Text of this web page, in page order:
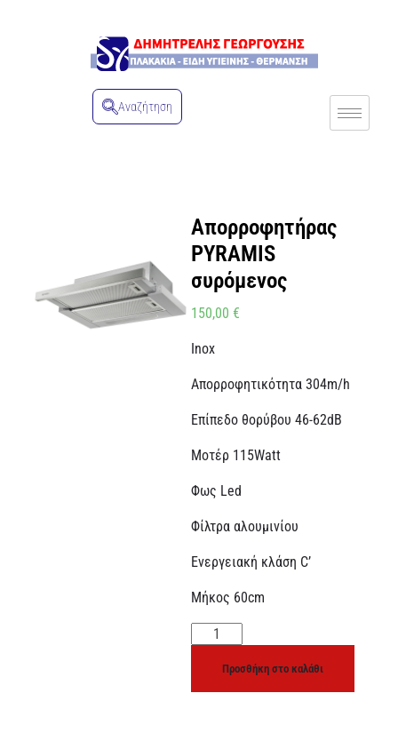
Αναζήτηση
Απορροφητήρας
PYRAMIS
συρόμενος
150,00 €
Inox
Απορροφητικότητα 304m/h
Επίπεδο θορύβου 46-62dB
Μοτέρ 115Watt
Φως Led
Φίλτρα αλουμινίου
Ενεργειακή κλάση C’
Μήκος 60cm
Προσθήκη στο καλάθι